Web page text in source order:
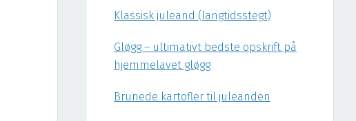
Klassisk juleand (langtidsstegt)
Gløgg – ultimativt bedste opskrift på
hjemmelavet gløgg
Brunede kartofler til juleanden